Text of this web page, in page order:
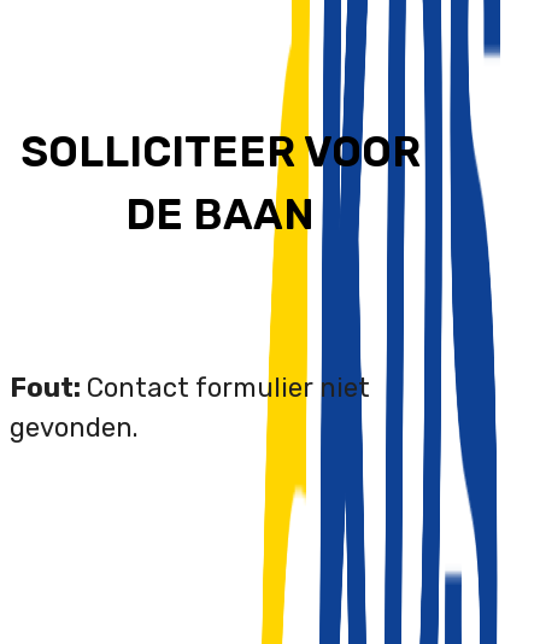
SOLLICITEER VOOR
DE BAAN
Fout: Contact formulier niet
gevonden.